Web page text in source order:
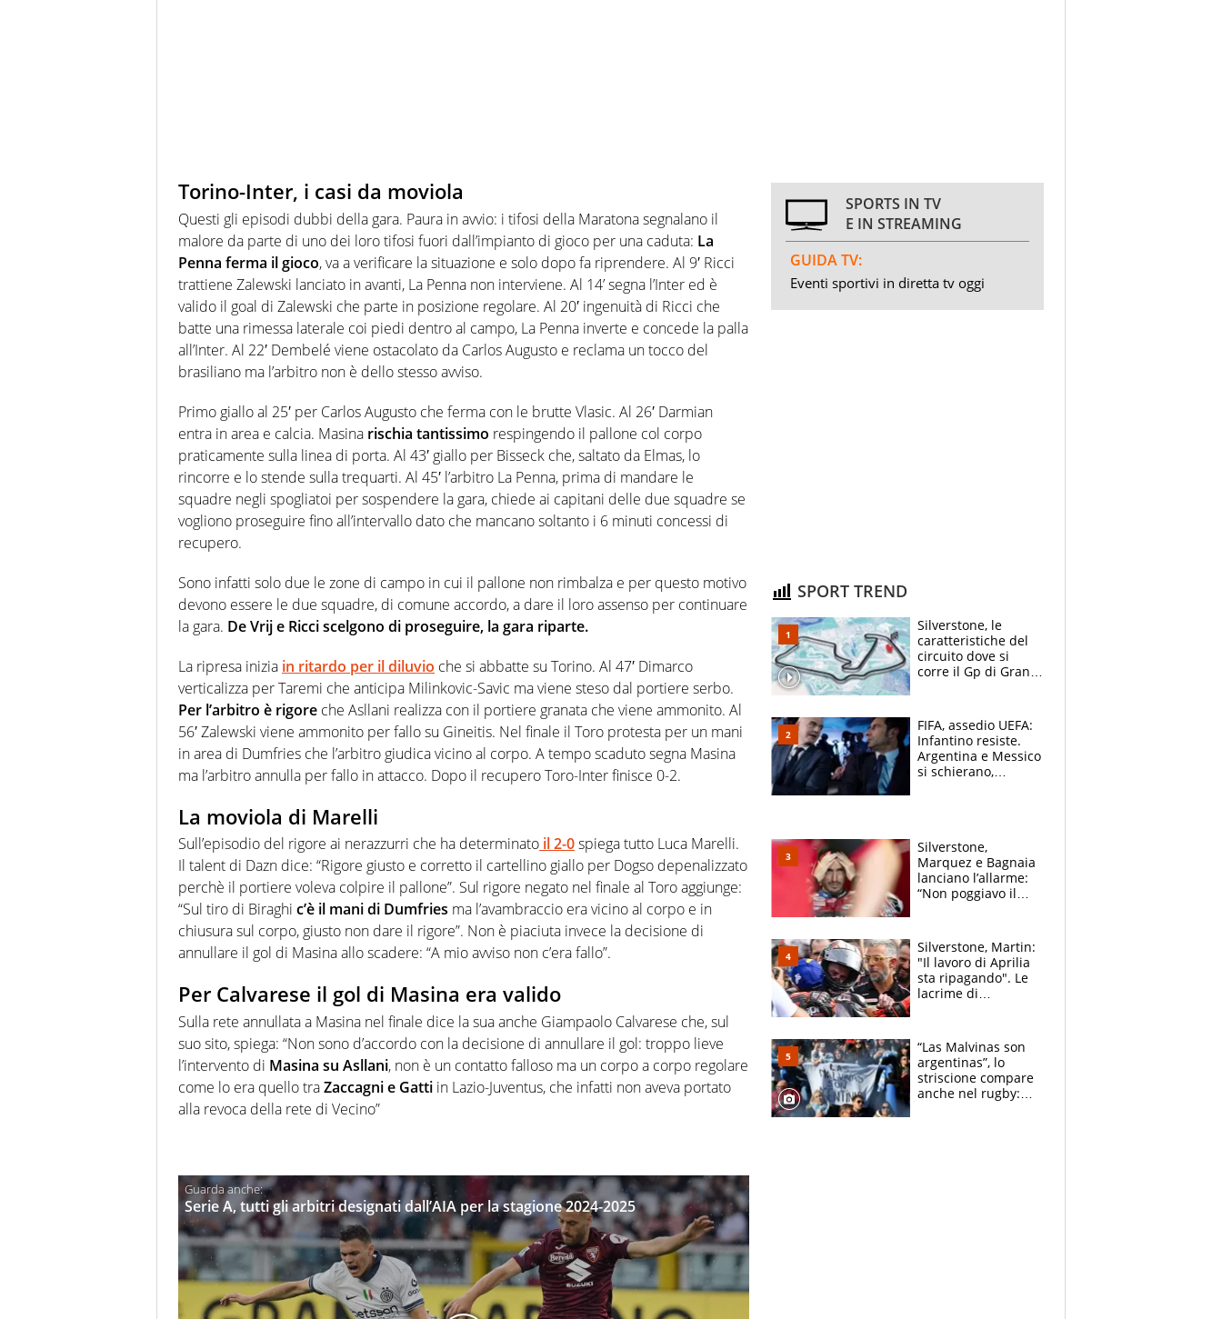
Torino-Inter, i casi da moviola
Questi gli episodi dubbi della gara. Paura in avvio: i tifosi della Maratona segnalano il
malore da parte di uno dei loro tifosi fuori dall’impianto di gioco per una caduta: La
Penna ferma il gioco, va a verificare la situazione e solo dopo fa riprendere. Al 9′ Ricci
trattiene Zalewski lanciato in avanti, La Penna non interviene. Al 14’ segna l’Inter ed è
valido il goal di Zalewski che parte in posizione regolare. Al 20′ ingenuità di Ricci che
batte una rimessa laterale coi piedi dentro al campo, La Penna inverte e concede la palla
all’Inter. Al 22′ Dembelé viene ostacolato da Carlos Augusto e reclama un tocco del
brasiliano ma l’arbitro non è dello stesso avviso.
Primo giallo al 25′ per Carlos Augusto che ferma con le brutte Vlasic. Al 26′ Darmian
entra in area e calcia. Masina rischia tantissimo respingendo il pallone col corpo
praticamente sulla linea di porta. Al 43′ giallo per Bisseck che, saltato da Elmas, lo
rincorre e lo stende sulla trequarti. Al 45′ l’arbitro La Penna, prima di mandare le
squadre negli spogliatoi per sospendere la gara, chiede ai capitani delle due squadre se
vogliono proseguire fino all’intervallo dato che mancano soltanto i 6 minuti concessi di
recupero.
Sono infatti solo due le zone di campo in cui il pallone non rimbalza e per questo motivo
devono essere le due squadre, di comune accordo, a dare il loro assenso per continuare
la gara. De Vrij e Ricci scelgono di proseguire, la gara riparte.
La ripresa inizia in ritardo per il diluvio che si abbatte su Torino. Al 47′ Dimarco
verticalizza per Taremi che anticipa Milinkovic-Savic ma viene steso dal portiere serbo.
Per l’arbitro è rigore che Asllani realizza con il portiere granata che viene ammonito. Al
56′ Zalewski viene ammonito per fallo su Gineitis. Nel finale il Toro protesta per un mani
in area di Dumfries che l’arbitro giudica vicino al corpo. A tempo scaduto segna Masina
ma l’arbitro annulla per fallo in attacco. Dopo il recupero Toro-Inter finisce 0-2.
La moviola di Marelli
Sull’episodio del rigore ai nerazzurri che ha determinato il 2-0spiega tutto Luca Marelli.
Il talent di Dazn dice: “Rigore giusto e corretto il cartellino giallo per Dogso depenalizzato
perchè il portiere voleva colpire il pallone”. Sul rigore negato nel finale al Toro aggiunge:
“Sul tiro di Biraghi c’è il mani di Dumfries ma l’avambraccio era vicino al corpo e in
chiusura sul corpo, giusto non dare il rigore”. Non è piaciuta invece la decisione di
annullare il gol di Masina allo scadere: “A mio avviso non c’era fallo”.
Per Calvarese il gol di Masina era valido
Sulla rete annullata a Masina nel finale dice la sua anche Giampaolo Calvarese che, sul
suo sito, spiega: “Non sono d’accordo con la decisione di annullare il gol: troppo lieve
l’intervento di Masina su Asllani, non è un contatto falloso ma un corpo a corpo regolare
come lo era quello traZaccagni e Gatti in Lazio-Juventus, che infatti non aveva portato
alla revoca della rete di Vecino”
Serie A, tutti gli arbitri designati dall’AIA per la stagione 2024-2025
SPORTS IN TV
E IN STREAMING
GUIDA TV:
Eventi sportivi in diretta tv oggi
SPORT TREND
Silverstone, le
caratteristiche del
circuito dove si
corre il Gp di Gran
FIFA, assedio UEFA:
Infantino resiste.
Argentina e Messico
si schierano,
Silverstone,
Marquez e Bagnaia
lanciano l’allarme:
“Non poggiavo il
successo”
Silverstone, Martin:
"Il lavoro di Aprilia
sta ripagando". Le
lacrime di
la gara domani"
“Las Malvinas son
argentinas”, lo
striscione compare
anche nel rugby: